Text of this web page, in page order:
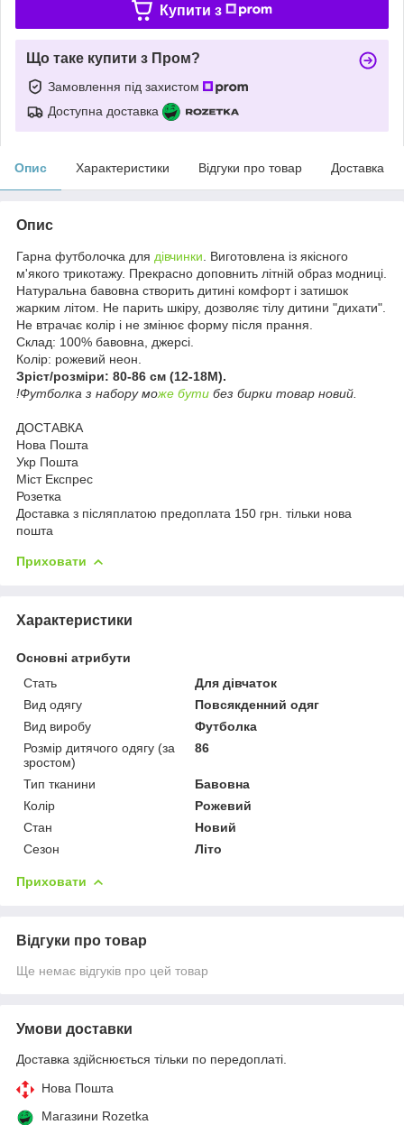
Купити з
Що таке купити з Пром?
Замовлення під захистом
Доступна доставка
Опис Характеристики Відгуки про товар Доставка
Опис
Гарна футболочка для дівчинки . Виготовлена із якісного
м'якого трикотажу. Прекрасно доповнить літній образ модниці.
Натуральна бавовна створить дитині комфорт і затишок
жарким літом. Не парить шкіру, дозволяє тілу дитини "дихати".
Не втрачає колір і не змінює форму після прання.
Склад: 100% бавовна, джерсі.
Колір: рожевий неон.
Зріст/розміри: 80-86 см (12-18M).
!Футболка з набору може бути без бирки товар новий.
ДОСТАВКА
Нова Пошта
Укр Пошта
Міст Експрес
Розетка
Доставка з післяплатою предоплата 150 грн. тільки нова
пошта
Приховати
Характеристики
Основні атрибути
Стать
Для дівчаток
Вид одягу
Повсякденний одяг
Вид виробу
Футболка
Розмір дитячого одягу (за
зростом)
86
Тип тканини
Бавовна
Колір
Рожевий
Стан
Новий
Сезон
Літо
Приховати
Відгуки про товар
Ще немає відгуків про цей товар
Умови доставки
Доставка здійснюється тільки по передоплаті.
Нова Пошта
Магазини Rozetka